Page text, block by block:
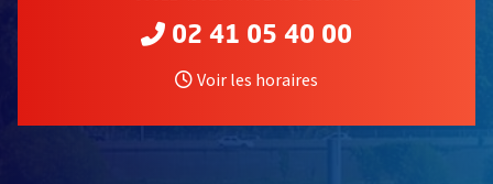
02 41 05 40 00
Voir les horaires